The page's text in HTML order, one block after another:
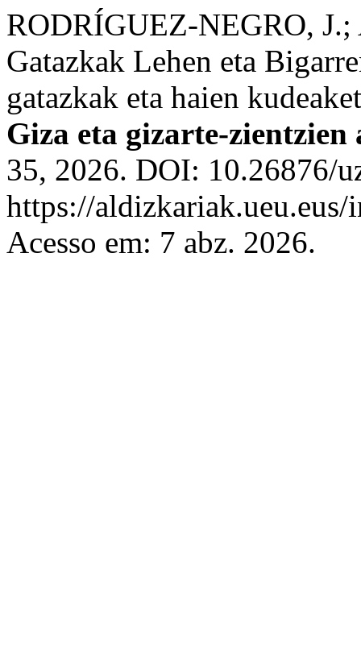
RODRÍGUEZ-NEGRO,
Gatazkak Lehen eta
gatazkak eta haien
Giza eta gizarte-
35, 2026. DOI: 10.26876/
https://
Acesso em: 7 abz. 2026.